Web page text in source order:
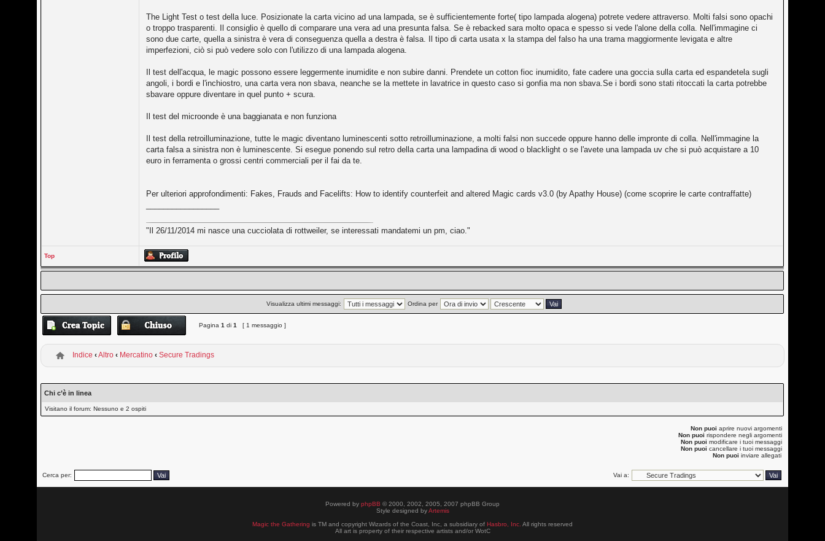
The Light Test o test della luce. Posizionate la carta vicino ad una lampada, se è sufficientemente forte( tipo lampada alogena) potrete vedere attraverso. Molti falsi sono opachi
o troppo trasparenti. Il consiglio è quello di comparare una vera ad una presunta falsa. Se è rebacked sara molto opaca e spesso si vede l'alone della colla. Nell'immagine ci
sono due carte, quella a sinistra è vera di conseguenza quella a destra è falsa. Il tipo di carta usata x la stampa del falso ha una trama maggiormente levigata e altre
imperfezioni, ciò si può vedere solo con l'utilizzo di una lampada alogena.
Il test dell'acqua, le magic possono essere leggermente inumidite e non subire danni. Prendete un cotton fioc inumidito, fate cadere una goccia sulla carta ed espandetela sugli
angoli, i bordi e l'inchiostro, una carta vera non sbava, neanche se la mettete in lavatrice in questo caso si gonfia ma non sbava.Se i bordi sono stati ritoccati la carta potrebbe
sbavare oppure diventare in quel punto + scura.
Il test del microonde è una baggianata e non funziona
Il test della retroilluminazione, tutte le magic diventano luminescenti sotto retroilluminazione, a molti falsi non succede oppure hanno delle impronte di colla. Nell'immagine la
carta falsa a sinistra non è luminescente. Si esegue ponendo sul retro della carta una lampadina di wood o blacklight o se l'avete una lampada uv che si può acquistare a 10
euro in ferramenta o grossi centri commerciali per il fai da te.
Per ulteriori approfondimenti: Fakes, Frauds and Facelifts: How to identify counterfeit and altered Magic cards v3.0 (by Apathy House) (come scoprire le carte contraffatte)
"Il 26/11/2014 mi nasce una cucciolata di rottweiler, se interessati mandatemi un pm, ciao."
Top
Visualizza ultimi messaggi: Ordina per
Pagina1 di1 [ 1 messaggio ]
Indice ‹Altro ‹ Mercatino ‹ Secure Tradings
Chi c’è in linea
Visitano il forum: Nessuno e 2 ospiti
Non puoi aprire nuovi argomenti
Non puoi rispondere negli argomenti
Non puoi modificare i tuoi messaggi
Non puoi cancellare i tuoi messaggi
Non puoi inviare allegati
Cerca per: Vai a:
Powered by phpBB © 2000, 2002, 2005, 2007 phpBB Group
Style designed byArtemis
Magic the Gathering is TM and copyright Wizards of the Coast, Inc, a subsidiary of Hasbro, Inc. All rights reserved
All art is property of their respective artists and/or WotC